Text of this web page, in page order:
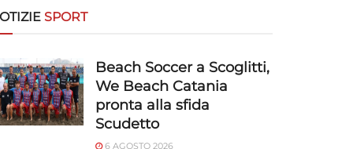
SPORT
Beach Soccer a Scoglitti,
We Beach Catania
pronta alla sfida
Scudetto
6 AGOSTO 2026